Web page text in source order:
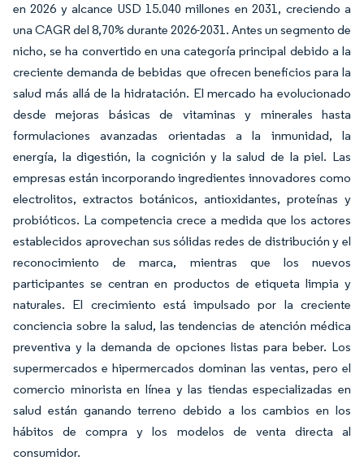
en 2026 y alcance USD 15.040 millones en 2031, creciendo a
una CAGR del 8,70% durante 2026-2031. Antes un segmento de
nicho, se ha convertido en una categoría principal debido a la
creciente demanda de bebidas que ofrecen beneficios para la
salud más allá de la hidratación. El mercado ha evolucionado
desde mejoras básicas de vitaminas y minerales hasta
formulaciones avanzadas orientadas a la inmunidad, la
energía, la digestión, la cognición y la salud de la piel. Las
empresas están incorporando ingredientes innovadores como
electrolitos, extractos botánicos, antioxidantes, proteínas y
probióticos. La competencia crece a medida que los actores
establecidos aprovechan sus sólidas redes de distribución y el
reconocimiento de marca, mientras que los nuevos
participantes se centran en productos de etiqueta limpia y
naturales. El crecimiento está impulsado por la creciente
conciencia sobre la salud, las tendencias de atención médica
preventiva y la demanda de opciones listas para beber. Los
supermercados e hipermercados dominan las ventas, pero el
comercio minorista en línea y las tiendas especializadas en
salud están ganando terreno debido a los cambios en los
hábitos de compra y los modelos de venta directa al
consumidor.